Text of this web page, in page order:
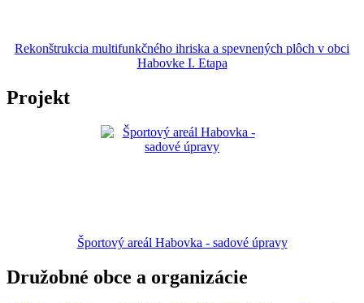
Rekonštrukcia multifunkčného ihriska a spevnených plôch v obci
Habovke I. Etapa
Projekt
Športový areál Habovka - sadové úpravy
Družobné obce a organizácie